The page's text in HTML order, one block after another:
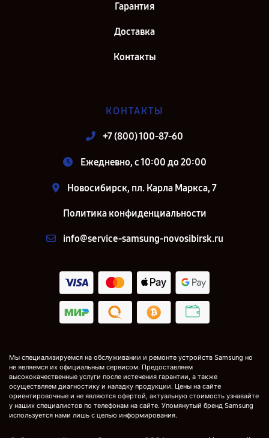
Гарантия
Доставка
Контакты
КОНТАКТЫ
+7 (800) 100-87-60
Ежедневно, с 10:00 до 20:00
Новосибирск, пл. Карла Маркса, 7
Политика конфиденциальности
info@service-samsung-novosibirsk.ru
Мы специализируемся на обслуживании и ремонте устройств Samsung но
не являемся их официальным сервисом. Предоставляем
высококачественные услуги после истечения гарантии, а также
осуществляем диагностику и наладку продукции. Цены на сайте
ориентировочные и не являются офертой, актуальную стоимость узнавайте
у наших специалистов по телефонам на сайте. Упомянутый бренд Samsung
используется нами лишь с целью информирования.